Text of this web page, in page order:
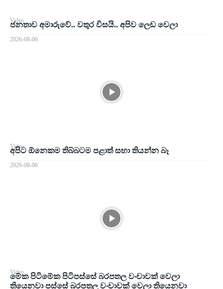
Video
ජනතාව අමාරුවේ.. වතුර විසයි.. අපිව ලෙඩ වෙලා
2026-08-06
Video
අපිට ඕනෙකම තිබ්බටම පළාත් සභා තියන්න බෑ
2026-08-06
Video
මේක පිටිමේක පිටිපස්සේ බරපතල වංචාවක් වෙලා
තියෙනවා පස්සේ බරපතල වංචාවක් වෙලා තියෙනවා